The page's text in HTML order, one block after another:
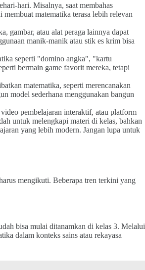
hari. Misalnya, saat membahas
matematika terasa lebih relevan
gambar, atau alat peraga lainnya dapat
manik-manik atau stik es krim bisa
seperti "domino angka", "kartu
bermain game favorit mereka, tetapi
matematika, seperti merencanakan
model sederhana menggunakan bangun
pembelajaran interaktif, atau platform
untuk melengkapi materi di kelas, bahkan
yang lebih modern. Jangan lupa untuk
mengikuti. Beberapa tren terkini yang
bisa mulai ditanamkan di kelas 3. Melalui
dalam konteks sains atau rekayasa